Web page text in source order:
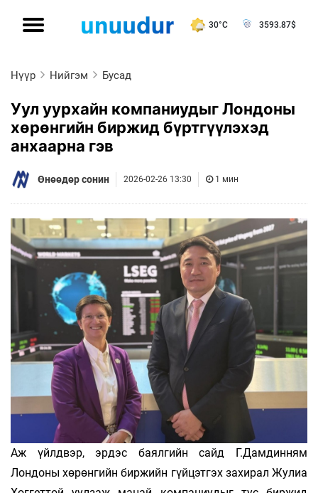
30°C 3593.87$
Нүүр Нийгэм Бусад
Уул уурхайн компаниудыг Лондоны
хөрөнгийн биржид бүртгүүлэхэд
анхаарна гэв
Өнөөдөр сонин 2026-02-26 13:30 1 мин
Аж үйлдвэр, эрдэс баялгийн сайд Г.Дамдинням
Лондоны хөрөнгийн биржийн гүйцэтгэх захирал Жулиа